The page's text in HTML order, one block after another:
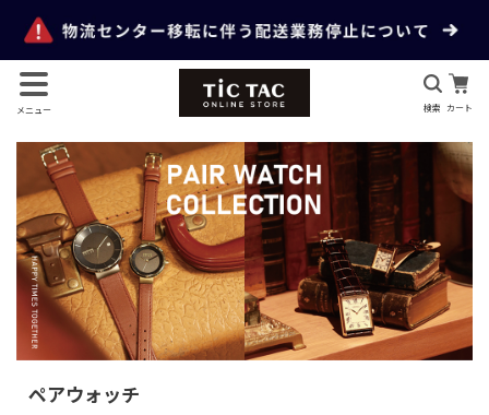
メニュー 検索 カート
ペアウォッチ